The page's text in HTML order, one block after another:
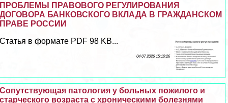
ПРОБЛЕМЫ ПРАВОВОГО РЕГУЛИРОВАНИЯ
ДОГОВОРА БАНКОВСКОГО ВКЛАДА В ГРАЖДАНСКОМ
ПРАВЕ РОССИИ
Статья в формате PDF 98 KB...
04 07 2026 15:10:26
Сопутствующая патология у больных пожилого и
старческого возраста с хроническими болезнями